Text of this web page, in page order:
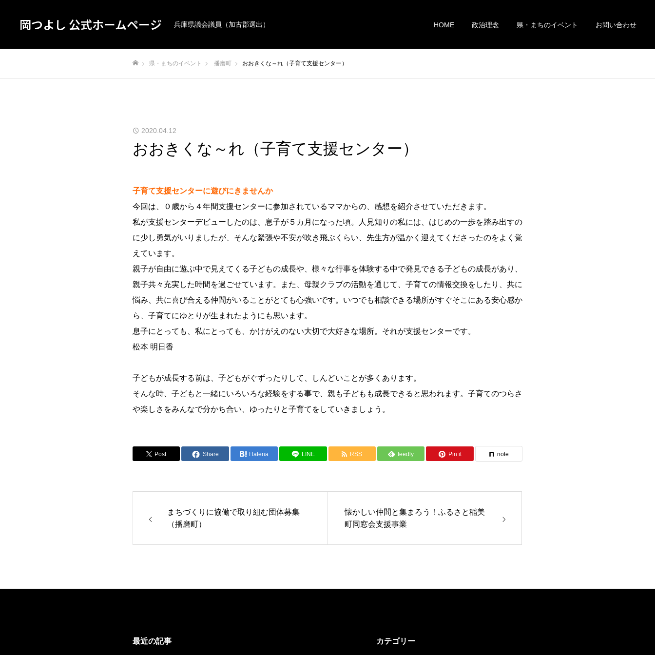
岡つよし 公式ホームページ 兵庫県議会議員（加古郡選出） HOME 政治理念 県・まちのイベント お問い合わせ
県・まちのイベント 播磨町 おおきくな～れ（子育て支援センター）
2020.04.12
おおきくな～れ（子育て支援センター）
子育て支援センターに遊びにきませんか
今回は、０歳から４年間支援センターに参加されているママからの、感想を紹介させていただきます。
私が支援センターデビューしたのは、息子が５カ月になった頃。人見知りの私には、はじめの一歩を踏み出すの
に少し勇気がいりましたが、そんな緊張や不安が吹き飛ぶくらい、先生方が温かく迎えてくださったのをよく覚
えています。
親子が自由に遊ぶ中で見えてくる子どもの成長や、様々な行事を体験する中で発見できる子どもの成長があり、
親子共々充実した時間を過ごせています。また、母親クラブの活動を通じて、子育ての情報交換をしたり、共に
悩み、共に喜び合える仲間がいることがとても心強いです。いつでも相談できる場所がすぐそこにある安心感か
ら、子育てにゆとりが生まれたようにも思います。
息子にとっても、私にとっても、かけがえのない大切で大好きな場所。それが支援センターです。
松本 明日香
子どもが成長する前は、子どもがぐずったりして、しんどいことが多くあります。
そんな時、子どもと一緒にいろいろな経験をする事で、親も子どもも成長できると思われます。子育てのつらさ
や楽しさをみんなで分かち合い、ゆったりと子育てをしていきましょう。
Post Share Hatena LINE RSS feedly Pin it note
まちづくりに協働で取り組む団体募集
（播磨町）
懐かしい仲間と集まろう！ふるさと稲美
町同窓会支援事業
最近の記事 カテゴリー